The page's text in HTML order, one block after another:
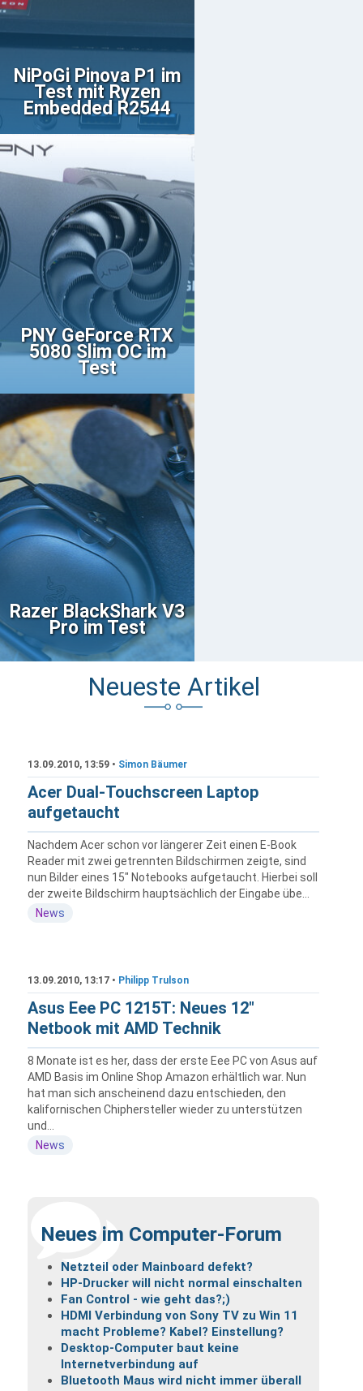
NiPoGi Pinova P1 im
Test mit Ryzen
Embedded R2544
PNY GeForce RTX
5080 Slim OC im
Test
Razer BlackShark V3
Pro im Test
Neueste Artikel
13.09.2010, 13:59 • Simon Bäumer
Acer Dual-Touchscreen Laptop
aufgetaucht
Nachdem Acer schon vor längerer Zeit einen E-Book
Reader mit zwei getrennten Bildschirmen zeigte, sind
nun Bilder eines 15" Notebooks aufgetaucht. Hierbei soll
der zweite Bildschirm hauptsächlich der Eingabe übe...
News
13.09.2010, 13:17 • Philipp Trulson
Asus Eee PC 1215T: Neues 12"
Netbook mit AMD Technik
8 Monate ist es her, dass der erste Eee PC von Asus auf
AMD Basis im Online Shop Amazon erhältlich war. Nun
hat man sich anscheinend dazu entschieden, den
kalifornischen Chiphersteller wieder zu unterstützen
und...
News
Neues im Computer-Forum
Netzteil oder Mainboard defekt?
HP-Drucker will nicht normal einschalten
Fan Control - wie geht das?;)
HDMI Verbindung von Sony TV zu Win 11
macht Probleme? Kabel? Einstellung?
Desktop-Computer baut keine
Internetverbindung auf
Bluetooth Maus wird nicht immer überall